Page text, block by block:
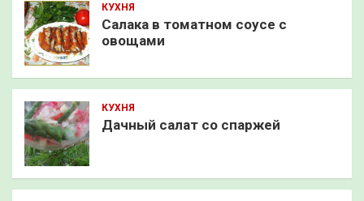
КУХНЯ
Салака в томатном соусе с
овощами
КУХНЯ
Дачный салат со спаржей